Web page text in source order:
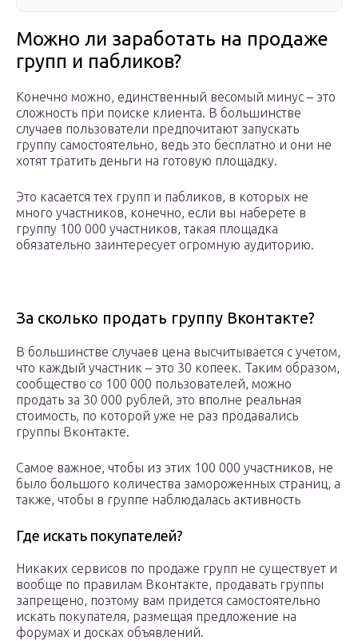
Можно ли заработать на продаже
групп и пабликов?
Конечно можно, единственный весомый минус – это
сложность при поиске клиента. В большинстве
случаев пользователи предпочитают запускать
группу самостоятельно, ведь это бесплатно и они не
хотят тратить деньги на готовую площадку.
Это касается тех групп и пабликов, в которых не
много участников, конечно, если вы наберете в
группу 100 000 участников, такая площадка
обязательно заинтересует огромную аудиторию.
За сколько продать группу Вконтакте?
В большинстве случаев цена высчитывается с учетом,
что каждый участник – это 30 копеек. Таким образом,
сообщество со 100 000 пользователей, можно
продать за 30 000 рублей, это вполне реальная
стоимость, по которой уже не раз продавались
группы Вконтакте.
Самое важное, чтобы из этих 100 000 участников, не
было большого количества замороженных страниц, а
также, чтобы в группе наблюдалась активность
Где искать покупателей?
Никаких сервисов по продаже групп не существует и
вообще по правилам Вконтакте, продавать группы
запрещено, поэтому вам придется самостоятельно
искать покупателя, размещая предложение на
форумах и досках объявлений.